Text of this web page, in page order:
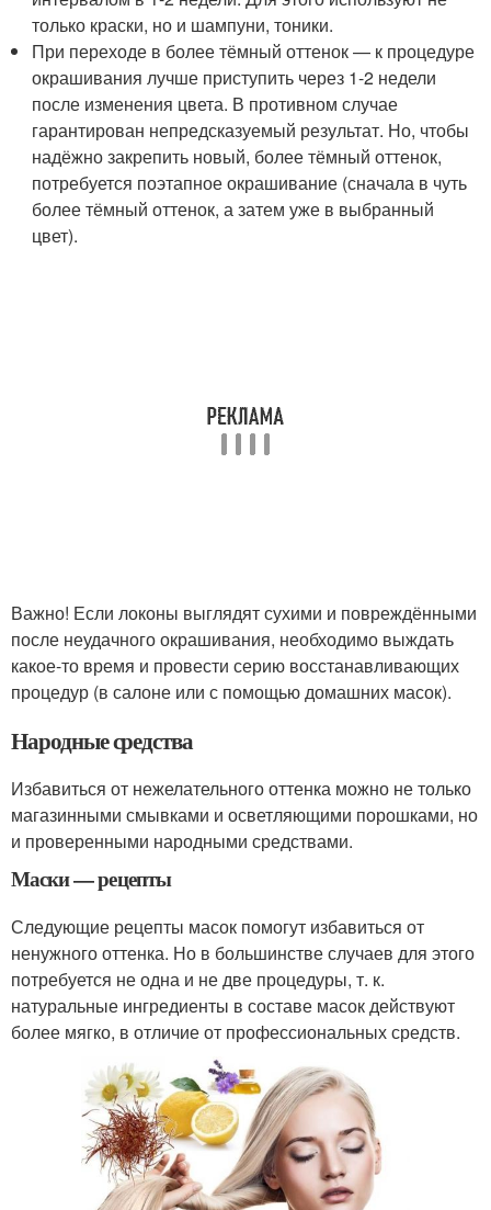
только краски, но и шампуни, тоники.
При переходе в более тёмный оттенок — к процедуре
окрашивания лучше приступить через 1-2 недели
после изменения цвета. В противном случае
гарантирован непредсказуемый результат. Но, чтобы
надёжно закрепить новый, более тёмный оттенок,
потребуется поэтапное окрашивание (сначала в чуть
более тёмный оттенок, а затем уже в выбранный
цвет).
Важно! Если локоны выглядят сухими и повреждёнными
после неудачного окрашивания, необходимо выждать
какое-то время и провести серию восстанавливающих
процедур (в салоне или с помощью домашних масок).
Народные средства
Избавиться от нежелательного оттенка можно не только
магазинными смывками и осветляющими порошками, но
и проверенными народными средствами.
Маски — рецепты
Следующие рецепты масок помогут избавиться от
ненужного оттенка. Но в большинстве случаев для этого
потребуется не одна и не две процедуры, т. к.
натуральные ингредиенты в составе масок действуют
более мягко, в отличие от профессиональных средств.